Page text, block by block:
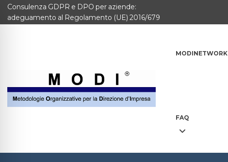
MODINETWORK
Chi Siamo
Corsi
Consulenza GDPR e DPO per aziende:
adeguamento al Regolamento (UE) 2016/679
MODINETWORK
FAQ